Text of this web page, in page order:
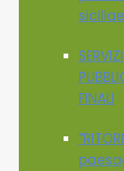
siciliae
FINALI